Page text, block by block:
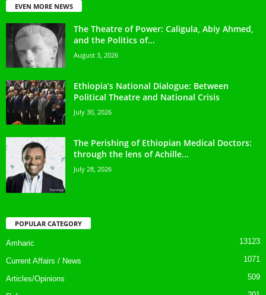
EVEN MORE NEWS
The Theatre of Power: Caligula, Abiy Ahmed,
and the Politics of...
August 3, 2026
Ethiopia’s National Dialogue: Between
Political Theatre and National Crisis
July 30, 2026
The Perishing of Ethiopian Medical Doctors:
through the lens of Achille...
July 28, 2026
POPULAR CATEGORY
Amharic 13123
Current Affairs / News 1071
Articles/Opinions 509